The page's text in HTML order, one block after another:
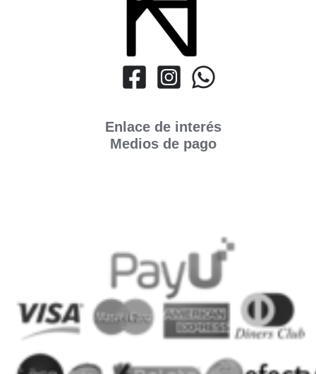
Enlace de interés
Medios de pago